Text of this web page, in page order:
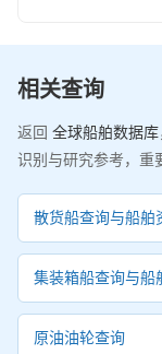
相关查询
返回 全球船舶数据库
识别与研究参考，重
散货船查询与船舶
集装箱船查询与船
原油油轮查询